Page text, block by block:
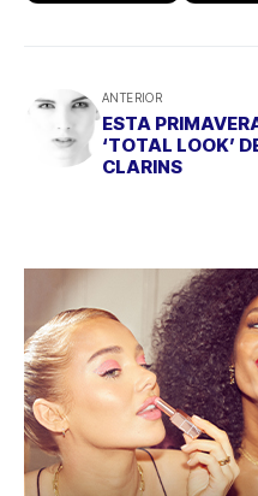
ANTERIOR
ESTA
‘TOTAL LOOK’
CLARINS